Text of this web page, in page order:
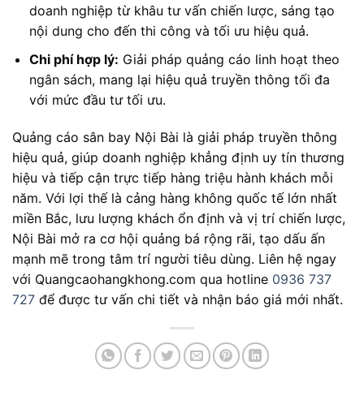
doanh nghiệp từ khâu tư vấn chiến lược, sáng tạo
nội dung cho đến thi công và tối ưu hiệu quả.
Chi phí hợp lý: Giải pháp quảng cáo linh hoạt theo
ngân sách, mang lại hiệu quả truyền thông tối đa
với mức đầu tư tối ưu.
Quảng cáo sân bay Nội Bài là giải pháp truyền thông
hiệu quả, giúp doanh nghiệp khẳng định uy tín thương
hiệu và tiếp cận trực tiếp hàng triệu hành khách mỗi
năm. Với lợi thế là cảng hàng không quốc tế lớn nhất
miền Bắc, lưu lượng khách ổn định và vị trí chiến lược,
Nội Bài mở ra cơ hội quảng bá rộng rãi, tạo dấu ấn
mạnh mẽ trong tâm trí người tiêu dùng. Liên hệ ngay
với Quangcaohangkhong.com qua hotline 0936 737
727 để được tư vấn chi tiết và nhận báo giá mới nhất.